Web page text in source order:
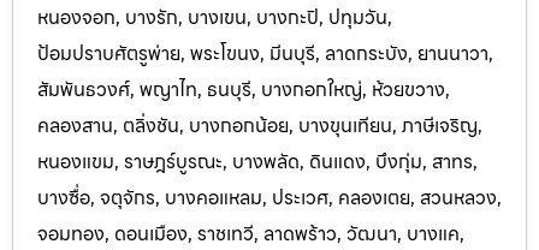
หนองจอก, บางรัก, บางเขน, บางกะปิ, ปทุมวัน,
ป้อมปราบศัตรูพ่าย, พระโขนง, มีนบุรี, ลาดกระบัง, ยานนาวา,
สัมพันธวงศ์, พญาไท, ธนบุรี, บางกอกใหญ่, ห้วยขวาง,
คลองสาน, ตลิ่งชัน, บางกอกน้อย, บางขุนเทียน, ภาษีเจริญ,
หนองแขม, ราษฎร์บูรณะ, บางพลัด, ดินแดง, บึงกุ่ม, สาทร,
บางซื่อ, จตุจักร, บางคอแหลม, ประเวศ, คลองเตย, สวนหลวง,
จอมทอง, ดอนเมือง, ราชเทวี, ลาดพร้าว, วัฒนา, บางแค,